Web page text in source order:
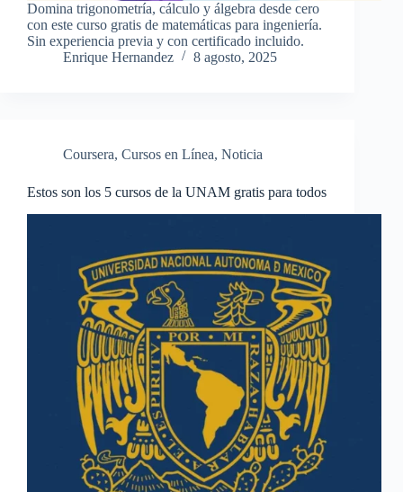
Domina trigonometría, cálculo y álgebra desde cero
con este curso gratis de matemáticas para ingeniería.
Sin experiencia previa y con certificado incluido.
Enrique Hernandez
8 agosto, 2025
Coursera, Cursos en Línea, Noticia
Estos son los 5 cursos de la UNAM gratis para todos